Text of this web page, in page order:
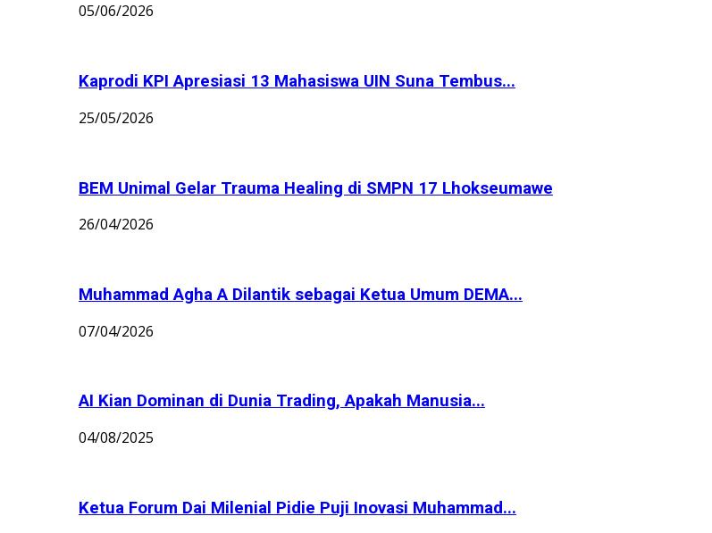
05/06/2026
Kaprodi KPI Apresiasi 13 Mahasiswa UIN Suna Tembus...
25/05/2026
BEM Unimal Gelar Trauma Healing di SMPN 17 Lhokseumawe
26/04/2026
Muhammad Agha A Dilantik sebagai Ketua Umum DEMA...
07/04/2026
AI Kian Dominan di Dunia Trading, Apakah Manusia...
04/08/2025
Ketua Forum Dai Milenial Pidie Puji Inovasi Muhammad...